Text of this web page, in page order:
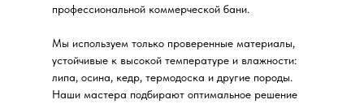
профессиональной коммерческой бани.
Мы используем только проверенные материалы,
устойчивые к высокой температуре и влажности:
липа, осина, кедр, термодоска и другие породы.
Наши мастера подбирают оптимальное решение